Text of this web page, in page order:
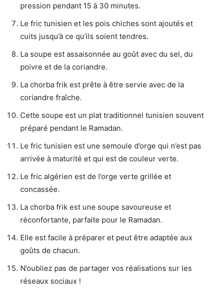
pression pendant 15 à 30 minutes.
Le fric tunisien et les pois chiches sont ajoutés et
cuits jusqu’à ce qu’ils soient tendres.
La soupe est assaisonnée au goût avec du sel, du
poivre et de la coriandre.
La chorba frik est prête à être servie avec de la
coriandre fraîche.
Cette soupe est un plat traditionnel tunisien souvent
préparé pendant le Ramadan.
Le fric tunisien est une semoule d’orge qui n’est pas
arrivée à maturité et qui est de couleur verte.
Le fric algérien est de l’orge verte grillée et
concassée.
La chorba frik est une soupe savoureuse et
réconfortante, parfaite pour le Ramadan.
Elle est facile à préparer et peut être adaptée aux
goûts de chacun.
N’oubliez pas de partager vos réalisations sur les
réseaux sociaux !